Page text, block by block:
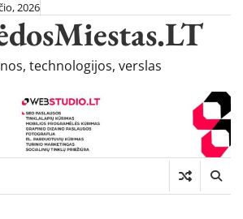
2026
technologijos, verslas